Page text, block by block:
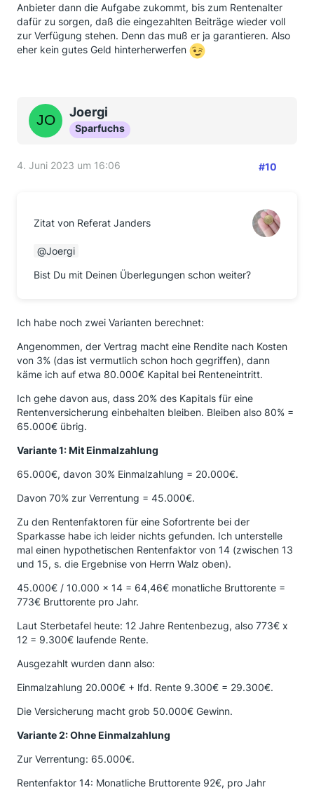
Anbieter dann die Aufgabe zukommt, bis zum Rentenalter
dafür zu sorgen, daß die eingezahlten Beiträge wieder voll
zur Verfügung stehen. Denn das muß er ja garantieren. Also
eher kein gutes Geld hinterherwerfen
Joergi
Sparfuchs
4. Juni 2023 um 16:06 #10
Zitat von Referat Janders
Joergi
Bist Du mit Deinen Überlegungen schon weiter?
Ich habe noch zwei Varianten berechnet:
Angenommen, der Vertrag macht eine Rendite nach Kosten
von 3% (das ist vermutlich schon hoch gegriffen), dann
käme ich auf etwa 80.000€ Kapital bei Renteneintritt.
Ich gehe davon aus, dass 20% des Kapitals für eine
Rentenversicherung einbehalten bleiben. Bleiben also 80% =
65.000€ übrig.
Variante 1: Mit Einmalzahlung
65.000€, davon 30% Einmalzahlung = 20.000€.
Davon 70% zur Verrentung = 45.000€.
Zu den Rentenfaktoren für eine Sofortrente bei der
Sparkasse habe ich leider nichts gefunden. Ich unterstelle
mal einen hypothetischen Rentenfaktor von 14 (zwischen 13
und 15, s. die Ergebnise von Herrn Walz oben).
45.000€ / 10.000 x 14 = 64,46€ monatliche Bruttorente =
773€ Bruttorente pro Jahr.
Laut Sterbetafel heute: 12 Jahre Rentenbezug, also 773€ x
12 = 9.300€ laufende Rente.
Ausgezahlt wurden dann also:
Einmalzahlung 20.000€ + lfd. Rente 9.300€ = 29.300€.
Die Versicherung macht grob 50.000€ Gewinn.
Variante 2: Ohne Einmalzahlung
Zur Verrentung: 65.000€.
Rentenfaktor 14: Monatliche Bruttorente 92€, pro Jahr